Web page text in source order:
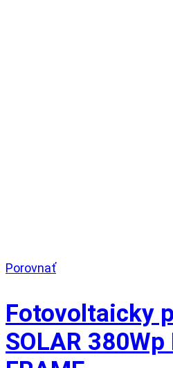
Porovnať
Fotovoltaicky
SOLAR 380Wp